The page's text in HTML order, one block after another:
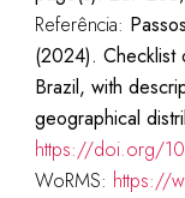
Referência:
(2024). Checklist
Brazil, with
geographical
https://doi.org/
WoRMS: https://